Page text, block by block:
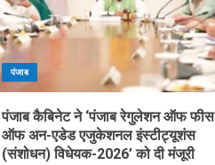
पंजाब
पंजाब कैबिनेट ने ‘पंजाब रेगुलेशन ऑफ फीस
ऑफ अन-एडेड एजुकेशनल इंस्टीट्यूशंस
(संशोधन) विधेयक-2026’ को दी मंजूरी